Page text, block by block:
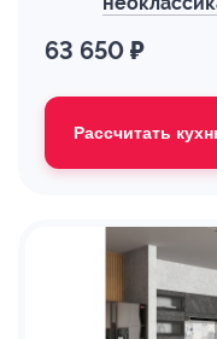
63 650 ₽
Рассчитать